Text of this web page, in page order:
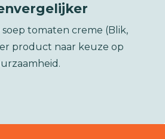
tomaten creme (Blik,
product naar keuze op